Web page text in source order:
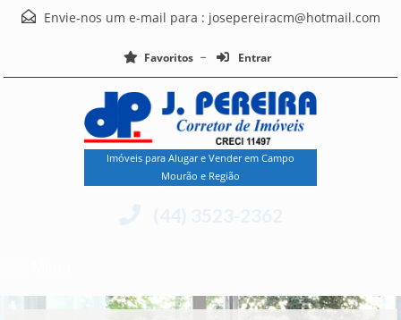
Envie-nos um e-mail para : josepereiracm@hotmail.com
Favoritos Entrar
Imóveis para Alugar e Vender em Campo
Mourão e Região